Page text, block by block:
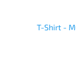
T-Shirt -